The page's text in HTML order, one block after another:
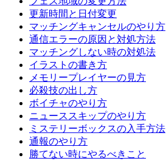
更新時間と日付変更
マッチングキャンセルのやり方
通信エラーの原因と対処方法
マッチングしない時の対処法
イラストの書き方
メモリープレイヤーの見方
必殺技の出し方
ボイチャのやり方
ニューススキップのやり方
ミステリーボックスの入手方法
通報のやり方
勝てない時にやるべきこと